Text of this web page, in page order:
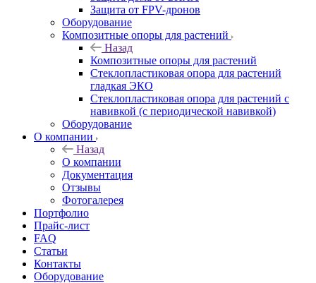
Защита от FPV-дронов
Оборудование
Композитные опоры для растений
Назад
Композитные опоры для растений
Стеклопластиковая опора для растений
гладкая ЭКО
Стеклопластиковая опора для растений с
навивкой (с периодической навивкой)
Оборудование
О компании
Назад
О компании
Документация
Отзывы
Фотогалерея
Портфолио
Прайс-лист
FAQ
Статьи
Контакты
Оборудование